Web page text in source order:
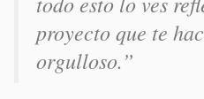
proyecto que te
orgulloso.”